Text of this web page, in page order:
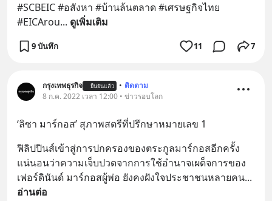
#SCBEIC #อสังหา #บ้านล้นตลาด #เศรษฐกิจไทย
#EICArou... ดูเพิ่มเติม
9 บันทึก 11 7
กรุงเทพธุรกิจ ยืนยันแล้ว • ติดตาม
8 ก.ค. 2022 เวลา 12:00 • ข่าวรอบโลก
‘ลิซา มาร์กอส’ สุภาพสตรีที่ปรึกษาหมายเลข 1
ฟิลิปปินส์เข้าสู่การปกครองของตระกูลมาร์กอสอีกครั้ง
แน่นอนว่าความเจ็บปวดจากการใช้อำนาจเผด็จการของ
เฟอร์ดินันด์ มาร์กอสผู้พ่อ ยังคงฝังใจประชาชนหลายคน
อ่านต่อ